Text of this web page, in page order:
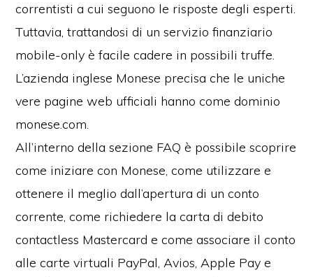
correntisti a cui seguono le risposte degli esperti.
Tuttavia, trattandosi di un servizio finanziario
mobile-only è facile cadere in possibili truffe.
L’azienda inglese Monese precisa che le uniche
vere pagine web ufficiali hanno come dominio
monese.com.
All’interno della sezione FAQ è possibile scoprire
come iniziare con Monese, come utilizzare e
ottenere il meglio dall’apertura di un conto
corrente, come richiedere la carta di debito
contactless Mastercard e come associare il conto
alle carte virtuali PayPal, Avios, Apple Pay e